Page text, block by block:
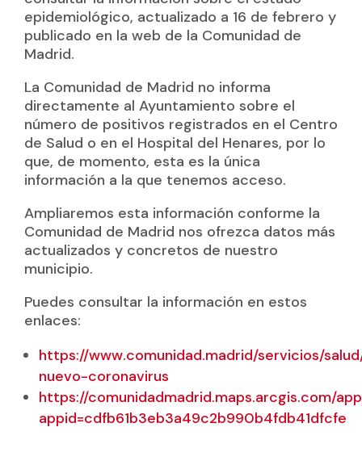
epidemiológico, actualizado a 16 de febrero y
publicado en la web de la Comunidad de
Madrid.
La Comunidad de Madrid no informa
directamente al Ayuntamiento sobre el
número de positivos registrados en el Centro
de Salud o en el Hospital del Henares, por lo
que, de momento, esta es la única
información a la que tenemos acceso.
Ampliaremos esta información conforme la
Comunidad de Madrid nos ofrezca datos más
actualizados y concretos de nuestro
municipio.
Puedes consultar la información en estos
enlaces:
https://www.comunidad.madrid/servicios/
nuevo-coronavirus
https://comunidadmadrid.maps.arcgis.com/
appid=cdfb61b3eb3a49c2b990b4fdb41dfcfe